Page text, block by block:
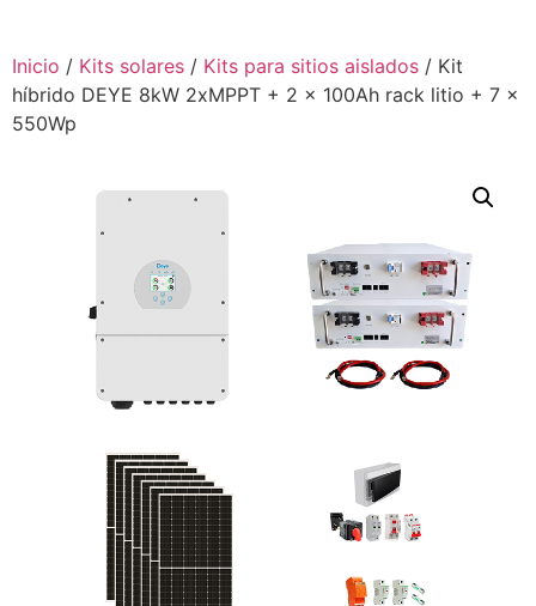
Inicio / Kits solares / Kits para sitios aislados / Kit
híbrido DEYE 8kW 2xMPPT + 2 x 100Ah rack litio + 7 x
550Wp